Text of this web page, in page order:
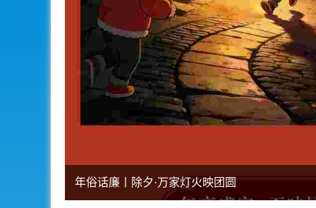
年俗话廉丨除夕·万家灯火映团圆